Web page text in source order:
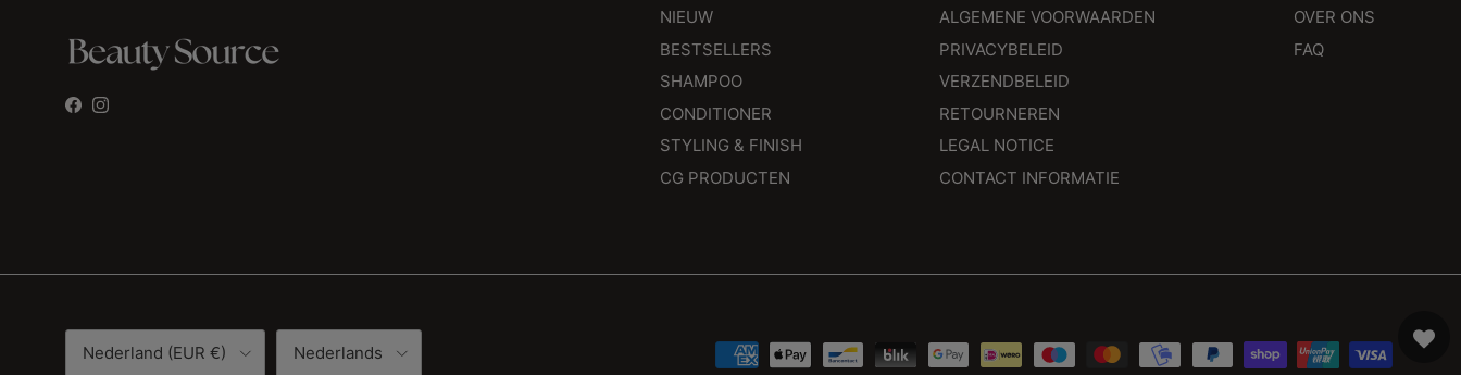
Facebook
Instagram
NIEUW
BESTSELLERS
SHAMPOO
CONDITIONER
STYLING & FINISH
CG PRODUCTEN
ALGEMENE VOORWAARDEN
PRIVACYBELEID
VERZENDBELEID
RETOURNEREN
LEGAL NOTICE
CONTACT INFORMATIE
OVER ONS
FAQ
Land/Regio
Nederland (EUR €)
Taal
Nederlands